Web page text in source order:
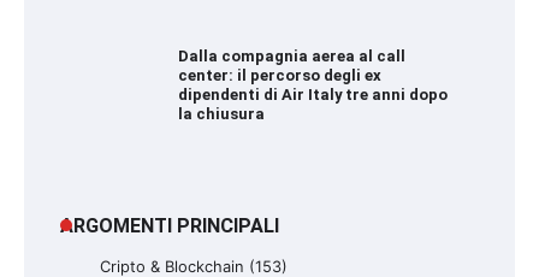
Dalla compagnia aerea al call
center: il percorso degli ex
dipendenti di Air Italy tre anni dopo
la chiusura
ARGOMENTI PRINCIPALI
Cripto & Blockchain (153)